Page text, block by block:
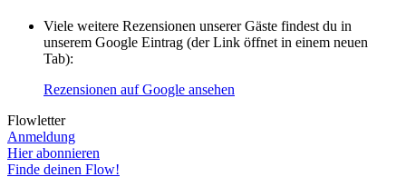
Viele weitere Rezensionen unserer Gäste findest du in
unserem Google Eintrag (der Link öffnet in einem neuen
Tab):
Rezensionen auf Google ansehen
Flowletter
Anmeldung
Hier abonnieren
Finde deinen Flow!